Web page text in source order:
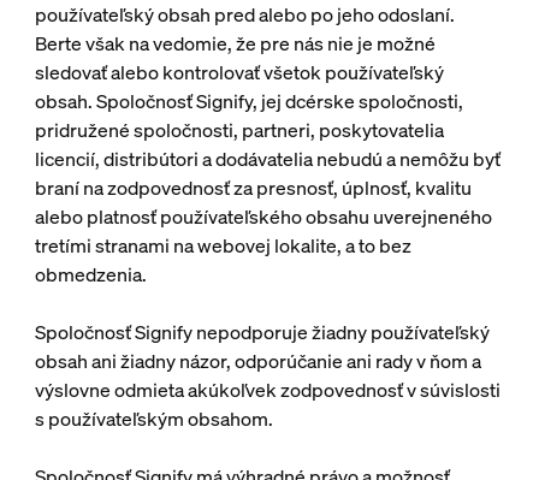
používateľský obsah pred alebo po jeho odoslaní.
Berte však na vedomie, že pre nás nie je možné
sledovať alebo kontrolovať všetok používateľský
obsah. Spoločnosť Signify, jej dcérske spoločnosti,
pridružené spoločnosti, partneri, poskytovatelia
licencií, distribútori a dodávatelia nebudú a nemôžu byť
braní na zodpovednosť za presnosť, úplnosť, kvalitu
alebo platnosť používateľského obsahu uverejneného
tretími stranami na webovej lokalite, a to bez
obmedzenia.
Spoločnosť Signify nepodporuje žiadny používateľský
obsah ani žiadny názor, odporúčanie ani rady v ňom a
výslovne odmieta akúkoľvek zodpovednosť v súvislosti
s používateľským obsahom.